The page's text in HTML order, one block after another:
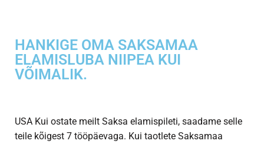
HANKIGE OMA SAKSAMAA
ELAMISLUBA NIIPEA KUI
VÕIMALIK.
USA Kui ostate meilt Saksa elamispileti, saadame selle
teile kõigest 7 tööpäevaga. Kui taotlete Saksamaa